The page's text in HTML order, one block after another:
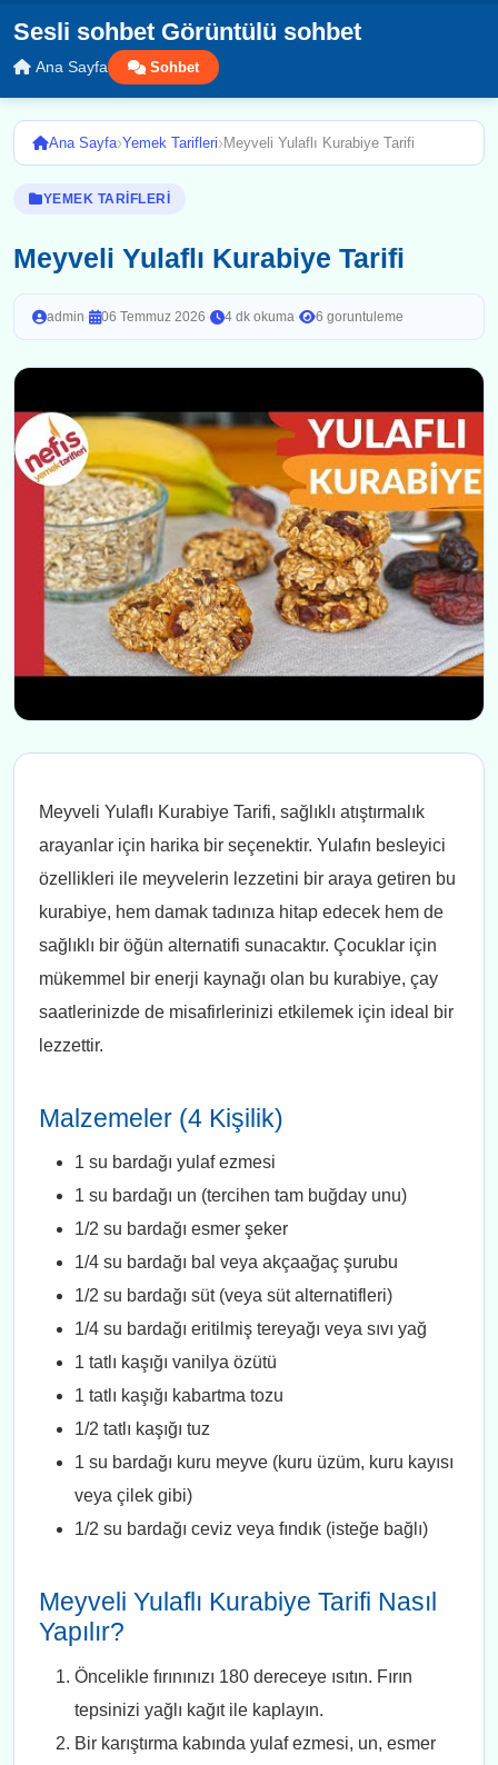
Sesli sohbet Görüntülü sohbet
Ana Sayfa Sohbet
Ana Sayfa›Yemek Tarifleri› Meyveli Yulaflı Kurabiye Tarifi
YEMEK TARIFLERI
Meyveli Yulaflı Kurabiye Tarifi
admin· 06 Temmuz 2026· 4 dk okuma· 6 goruntuleme
Meyveli Yulaflı Kurabiye Tarifi, sağlıklı atıştırmalık
arayanlar için harika bir seçenektir. Yulafın besleyici
özellikleri ile meyvelerin lezzetini bir araya getiren bu
kurabiye, hem damak tadınıza hitap edecek hem de
sağlıklı bir öğün alternatifi sunacaktır. Çocuklar için
mükemmel bir enerji kaynağı olan bu kurabiye, çay
saatlerinizde de misafirlerinizi etkilemek için ideal bir
lezzettir.
Malzemeler (4 Kişilik)
1 su bardağı yulaf ezmesi
1 su bardağı un (tercihen tam buğday unu)
1/2 su bardağı esmer şeker
1/4 su bardağı bal veya akçaağaç şurubu
1/2 su bardağı süt (veya süt alternatifleri)
1/4 su bardağı eritilmiş tereyağı veya sıvı yağ
1 tatlı kaşığı vanilya özütü
1 tatlı kaşığı kabartma tozu
1/2 tatlı kaşığı tuz
1 su bardağı kuru meyve (kuru üzüm, kuru kayısı
veya çilek gibi)
1/2 su bardağı ceviz veya fındık (isteğe bağlı)
Meyveli Yulaflı Kurabiye Tarifi Nasıl
Yapılır?
Öncelikle fırınınızı 180 dereceye ısıtın. Fırın
tepsinizi yağlı kağıt ile kaplayın.
Bir karıştırma kabında yulaf ezmesi, un, esmer